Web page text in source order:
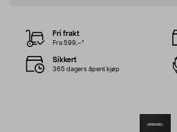
Fri frakt
Fra 599,–*
Sikkert
365 dagers åpent kjøp